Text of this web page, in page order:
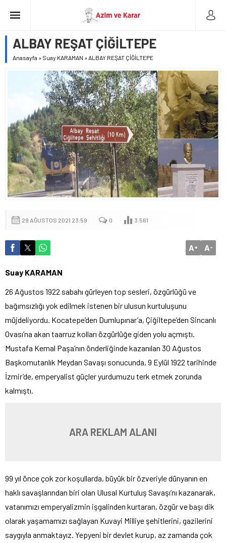
ALBAY REŞAT ÇİĞİLTEPE
Anasayfa » Suay KARAMAN »ALBAY REŞAT ÇİĞİLTEPE
29 AĞUSTOS 2021 23:59 0 3.561
A+ A-
Suay KARAMAN
26 Ağustos 1922 sabahı gürleyen top sesleri, özgürlüğü ve
bağımsızlığı yok edilmek istenen bir ulusun kurtuluşunu
müjdeliyordu. Kocatepe’den Dumlupınar’a, Çiğiltepe’den Sincanlı
Ovası’na akan taarruz kolları özgürlüğe giden yolu açmıştı.
Mustafa Kemal Paşa’nın önderliğinde kazanılan 30 Ağustos
Başkomutanlık Meydan Savaşı sonucunda, 9 Eylül 1922 tarihinde
İzmir’de, emperyalist güçler yurdumuzu terk etmek zorunda
kalmıştı.
ARA REKLAM ALANI
99 yıl önce çok zor koşullarda, büyük bir özveriyle dünyanın en
haklı savaşlarından biri olan Ulusal Kurtuluş Savaşı’nı kazanarak,
vatanımızı emperyalizmin işgalinden kurtaran, özgür ve başı dik
olarak yaşamamızı sağlayan Kuvayi Milliye şehitlerini, gazilerini
saygıyla anmaktayız. Yepyeni bir devlet kurup, az zamanda çok